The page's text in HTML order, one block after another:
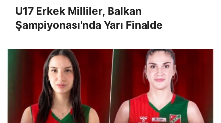
U17 Erkek Milliler, Balkan
Şampiyonası'nda Yarı Finalde